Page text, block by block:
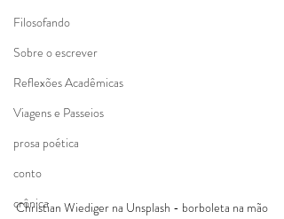
Filosofando
Sobre o escrever
Reflexões Acadêmicas
Viagens e Passeios
prosa poética
conto
crônica
Christian Wiediger na Unsplash - borboleta na mão